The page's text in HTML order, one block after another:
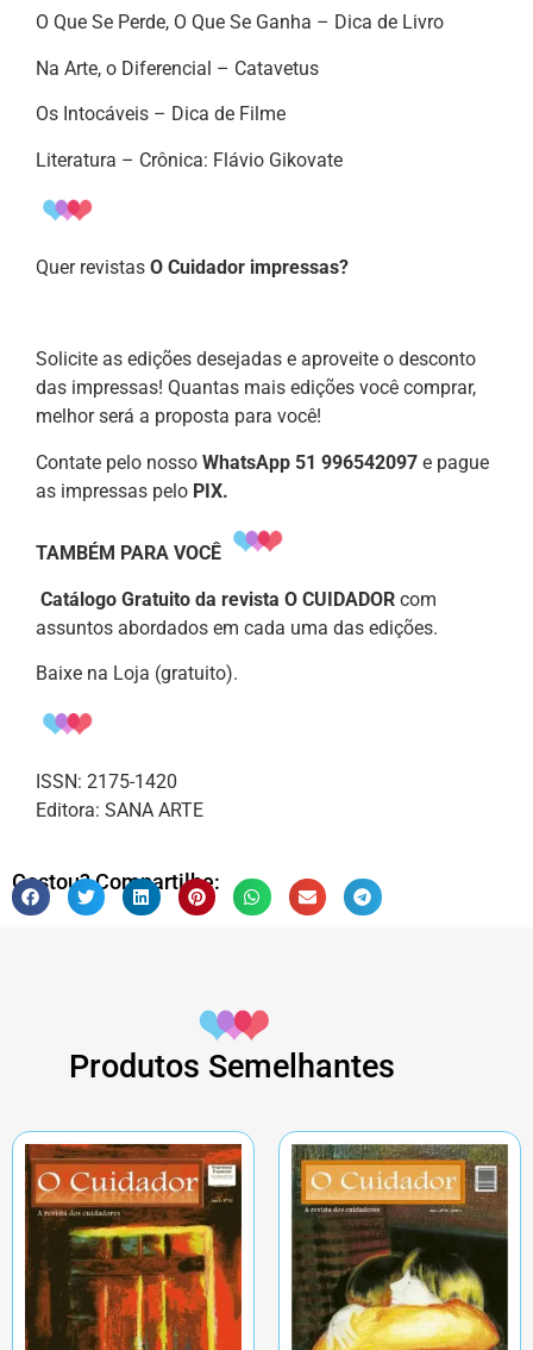
O Que Se Perde, O Que Se Ganha – Dica de Livro
Na Arte, o Diferencial – Catavetus
Os Intocáveis – Dica de Filme
Literatura – Crônica: Flávio Gikovate
Quer revistas O Cuidador impressas?
Solicite as edições desejadas e aproveite o desconto
das impressas! Quantas mais edições você comprar,
melhor será a proposta para você!
Contate pelo nosso WhatsApp 51 996542097 e pague
as impressas pelo PIX.
TAMBÉM PARA VOCÊ
Catálogo Gratuito da revista O CUIDADOR com
assuntos abordados em cada uma das edições.
Baixe na Loja (gratuito).
ISSN: 2175-1420
Editora: SANA ARTE
Gostou? Compartilhe:
Produtos Semelhantes